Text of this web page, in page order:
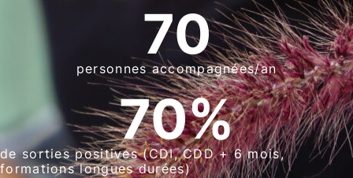
personnes accompagnées/an
70
de sorties positives (CDI, CDD + 6 mois,
formations longues durées)
70%